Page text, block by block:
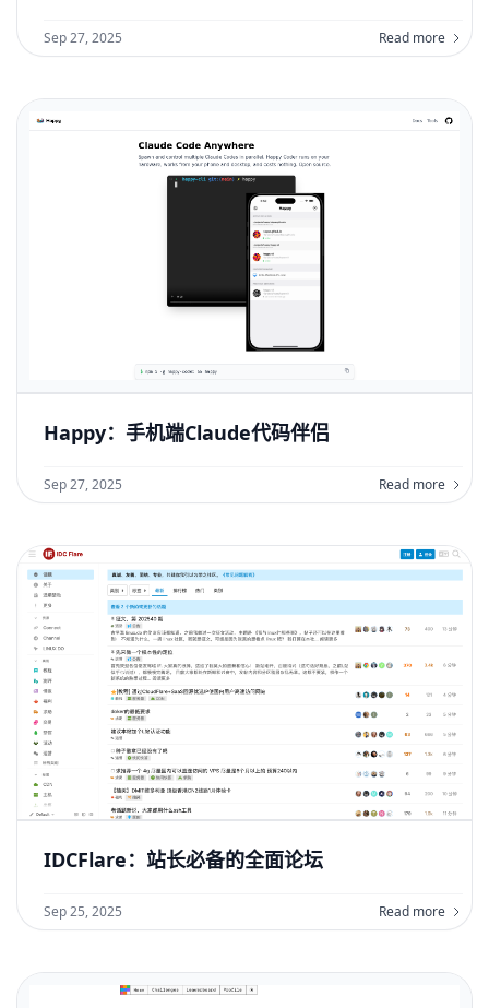
Sep 27, 2025 Read more
Happy：手机端Claude代码伴侣
Sep 27, 2025 Read more
IDCFlare：站长必备的全面论坛
Sep 25, 2025 Read more